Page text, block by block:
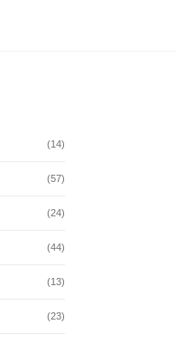
(14)
(57)
(24)
(44)
(13)
(23)